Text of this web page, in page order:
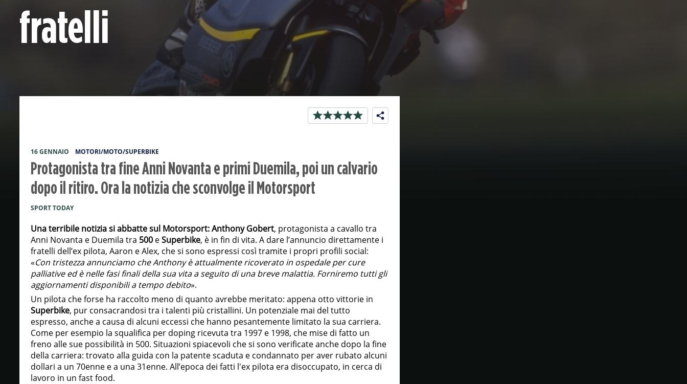
fratelli
16 GENNAIO MOTORI/MOTO/SUPERBIKE
Protagonista tra fine Anni Novanta e primi Duemila, poi un calvario
dopo il ritiro. Ora la notizia che sconvolge il Motorsport
SPORT TODAY
Una terribile notizia si abbatte sul Motorsport: Anthony Gobert, protagonista a cavallo tra
Anni Novanta e Duemila tra 500eSuperbike, è in fin di vita. A dare l’annuncio direttamente i
fratelli dell’ex pilota, Aaron e Alex, che si sono espressi così tramite i propri profili social:
«Con tristezza annunciamo che Anthony è attualmente ricoverato in ospedale per cure
palliative ed è nelle fasi finali della sua vita a seguito di una breve malattia. Forniremo tutti gli
aggiornamenti disponibili a tempo debito».
Un pilota che forse ha raccolto meno di quanto avrebbe meritato: appena otto vittorie in
Superbike, pur consacrandosi tra i talenti più cristallini. Un potenziale mai del tutto
espresso, anche a causa di alcuni eccessi che hanno pesantemente limitato la sua carriera.
Come per esempio la squalifica per doping ricevuta tra 1997 e 1998, che mise di fatto un
freno alle sue possibilità in 500. Situazioni spiacevoli che si sono verificate anche dopo la fine
della carriera: trovato alla guida con la patente scaduta e condannato per aver rubato alcuni
dollari a un 70enne e a una 31enne. All’epoca dei fatti l'ex pilota era disoccupato, in cerca di
lavoro in un fast food.